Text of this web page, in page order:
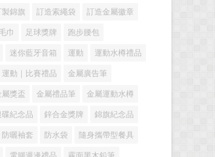
製錦旗 訂造索繩袋 訂造金屬徽章
巾 足球獎牌 跑步腰包
迷你藍牙音箱 運動 運動水樽禮品
運動｜比賽禮品 金屬廣告筆
屬獎盃 金屬禮品筆 金屬運動水樽
碟紀念品 鋅合金獎牌 錦旗紀念品
防曬袖套 防水袋 隨身攜帶型餐具